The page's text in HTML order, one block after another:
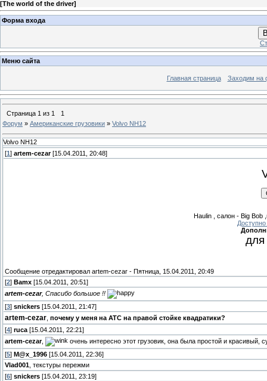
[The world of the driver]
Форма входа
Меню сайта
Главная страница Заходим на
Страница 1 из 1
1
Форум » Американские грузовики » Volvo NH12
Volvo NH12
[1 ] artem-cezar[15.04.2011, 20:48]
Haulin , салон - Big Bob
для
Сообщение отредактировал artem-cezar - Пятница, 15.04.2011, 20:49
[2] Bamx [15.04.2011, 20:51]
artem-cezar, Спасибо большое !!
[3] snickers [15.04.2011, 21:47]
artem-cezar почему у меня на АТС на правой стойке квадратики?
[4] ruca [15.04.2011, 22:21]
artem-cezar,
очень интересно этот грузовик, она была простой и красивый,
[5] M@x_1996 [15.04.2011, 22:36]
Vlad001 , текстуры пережми
[6] snickers [15.04.2011, 23:19]